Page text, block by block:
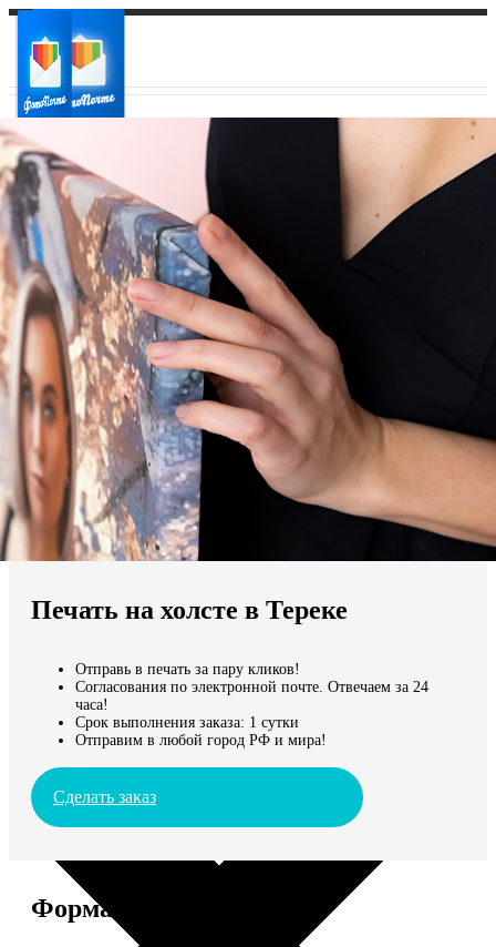
Ваш город:
Ваш регион доставки
Выберите из списка:
Мы доставляем по всему миру
Печать на холсте в Тереке
Отправь в печать за пару кликов!
Согласования по электронной почте. Отвечаем за 24
часа!
Срок выполнения заказа: 1 сутки
Отправим в любой город РФ и мира!
Сделать заказ
Форматы и цены